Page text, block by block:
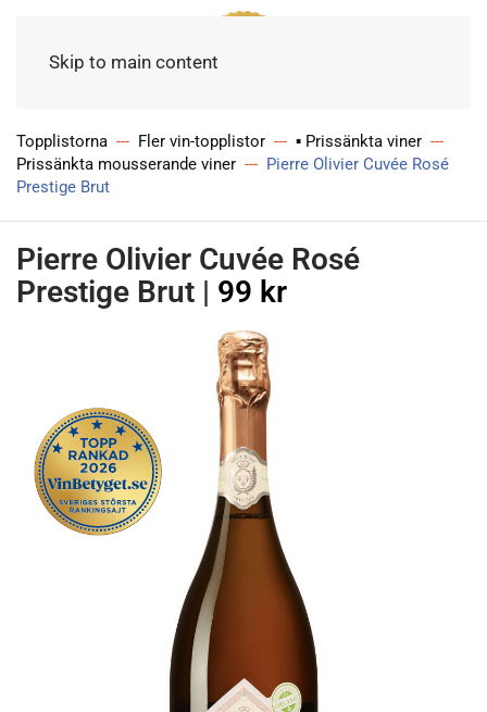
Skip to main content
Meny
Topplistorna Fler vin-topplistor
▪ Prissänkta viner
Prissänkta mousserande viner
Pierre Olivier Cuvée Rosé
Prestige Brut
Pierre Olivier Cuvée Rosé
Prestige Brut | 99 kr